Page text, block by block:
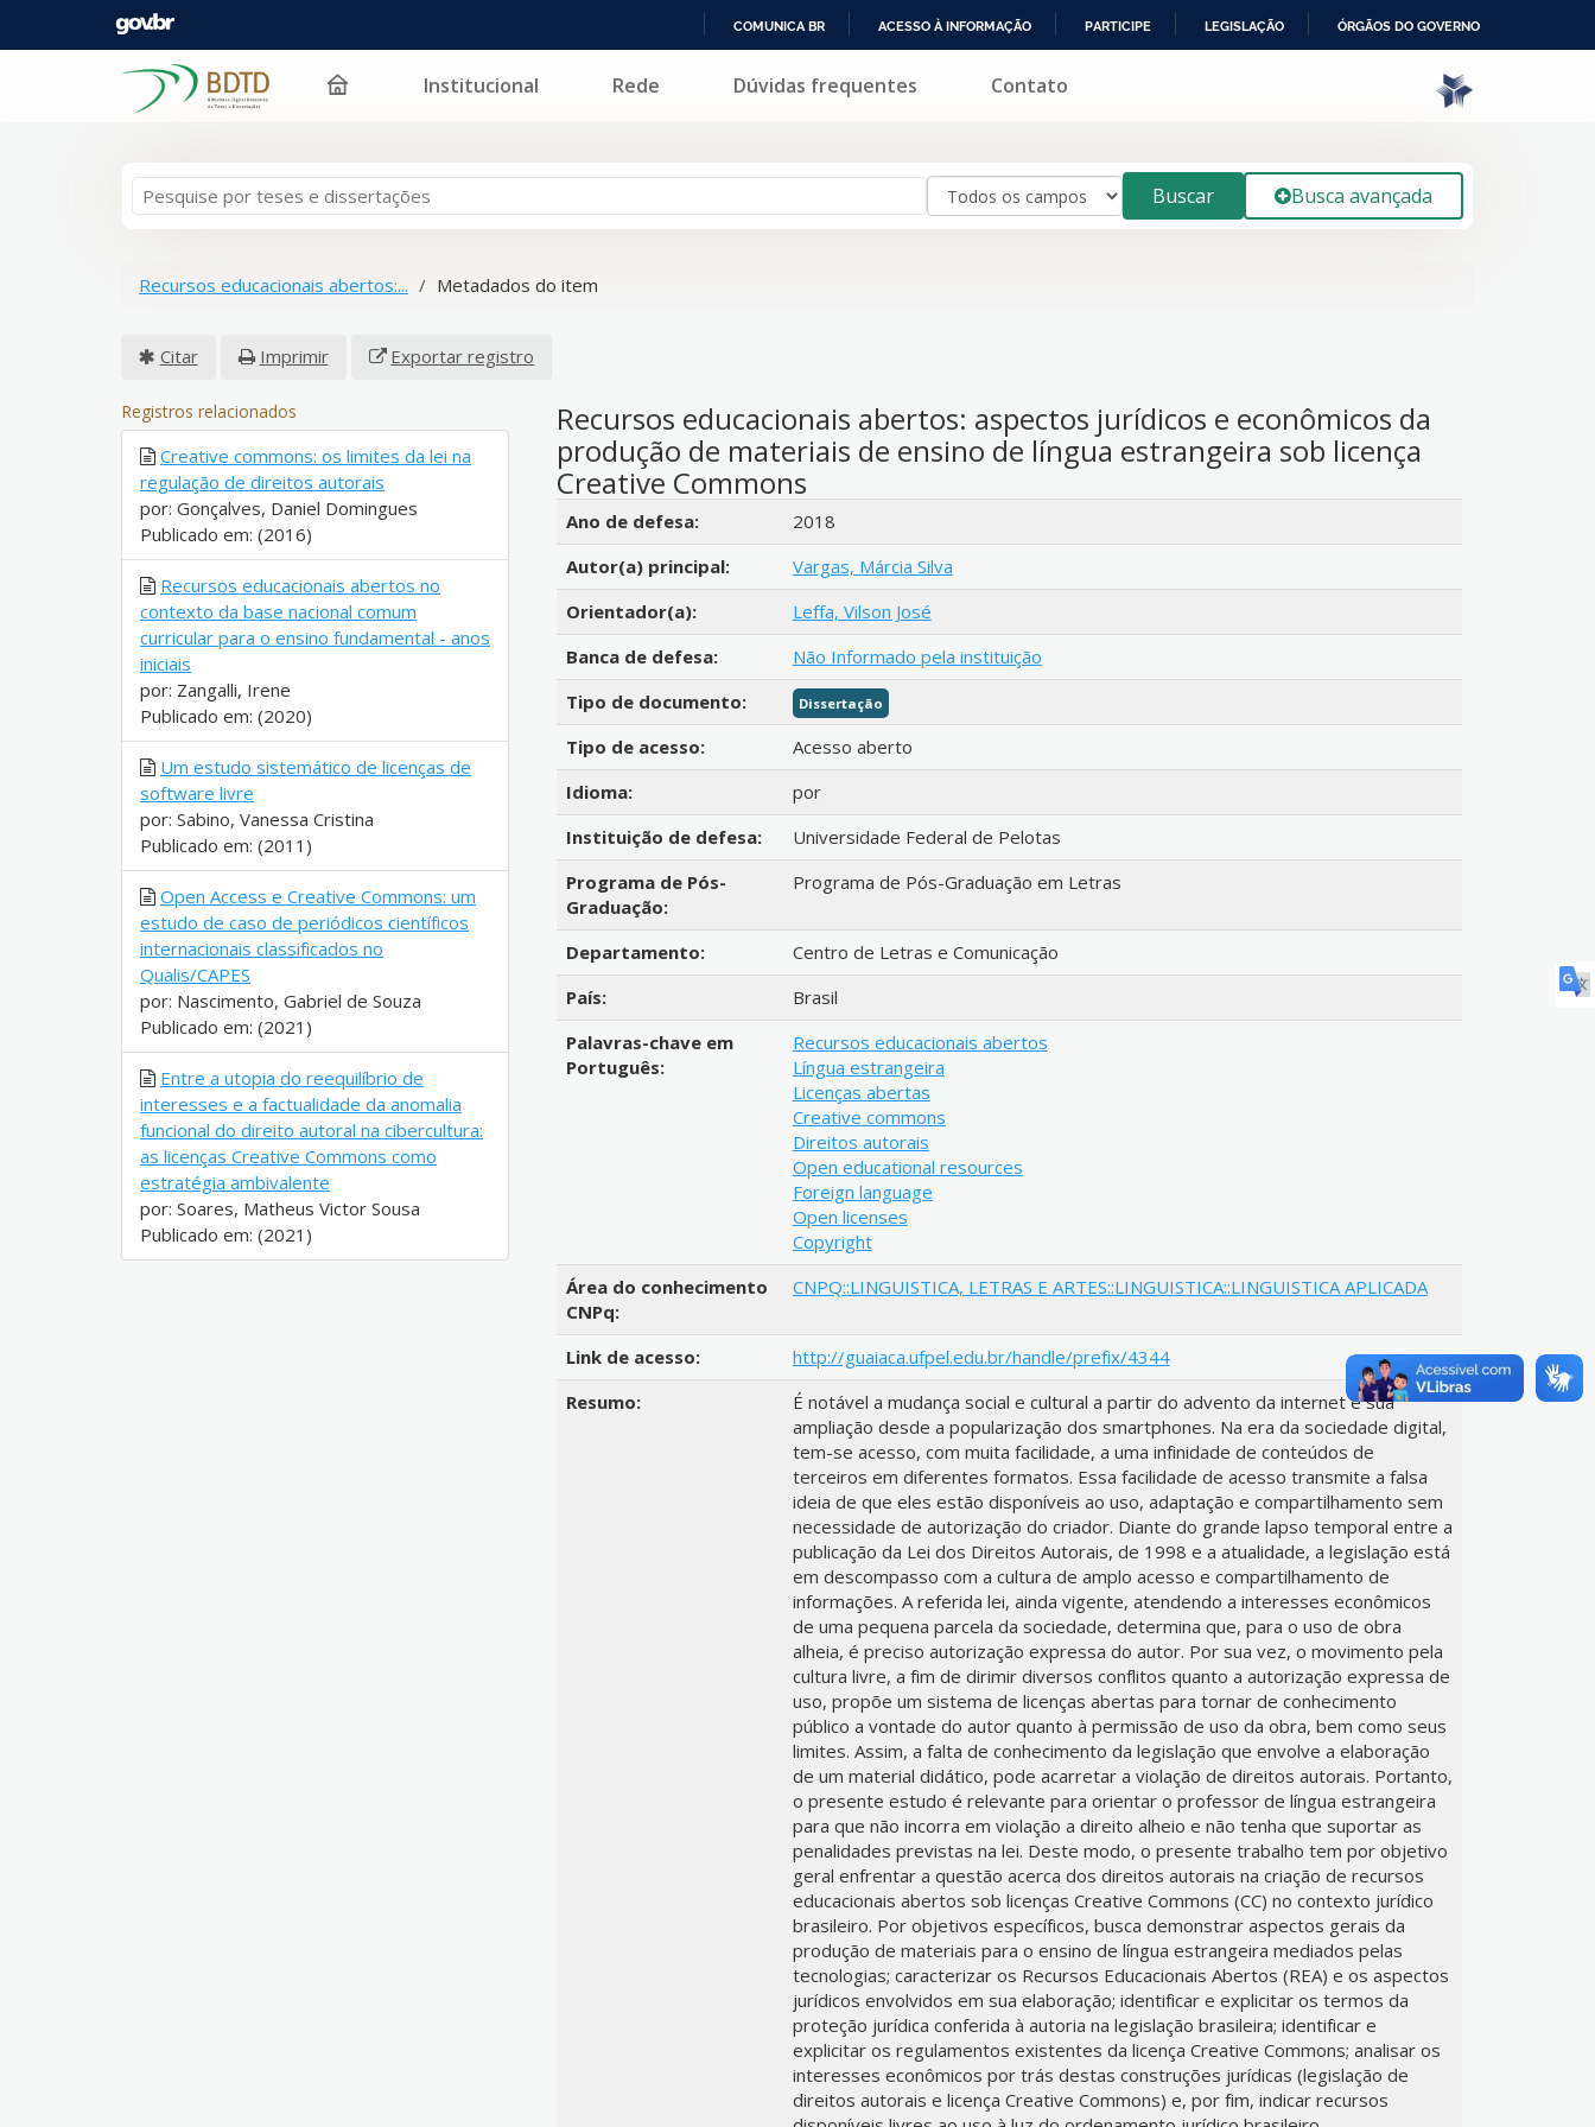
PARA
COMUNICA BR ACESSO À INFORMAÇÃO PARTICIPE LEGISLAÇÃO ÓRGÃOS DO GOVERNO
Pular para o conteúdo Institucional Rede Dúvidas frequentes Contato
Buscar Busca avançada
Recursos educacionais abertos:... Metadados do item
Citar Imprimir Exportar registro
Recursos educacionais abertos: aspectos jurídicos e econômicos da
produção de materiais de ensino de língua estrangeira sob licença
Creative Commons
Detalhes bibliográficos
Ano de defesa:
2018
Autor(a) principal:
Vargas, Márcia Silva
Orientador(a):
Leffa, Vilson José
Banca de defesa:
Não Informado pela instituição
Tipo de documento:
Dissertação
Tipo de acesso:
Acesso aberto
Idioma:
por
Instituição de defesa:
Universidade Federal de Pelotas
Programa de Pós-
Graduação:
Programa de Pós-Graduação em Letras
Departamento:
Centro de Letras e Comunicação
País:
Brasil
Palavras-chave em
Português:
Recursos educacionais abertos
Língua estrangeira
Licenças abertas
Creative commons
Direitos autorais
Open educational resources
Foreign language
Open licenses
Copyright
Área do conhecimento
CNPq:
CNPQ::LINGUISTICA, LETRAS E ARTES::LINGUISTICA::LINGUISTICA APLICADA
Link de acesso:
http://guaiaca.ufpel.edu.br/handle/prefix/4344
Resumo:
É notável a mudança social e cultural a partir do advento da internet e sua
ampliação desde a popularização dos smartphones. Na era da sociedade digital,
tem-se acesso, com muita facilidade, a uma infinidade de conteúdos de
terceiros em diferentes formatos. Essa facilidade de acesso transmite a falsa
ideia de que eles estão disponíveis ao uso, adaptação e compartilhamento sem
necessidade de autorização do criador. Diante do grande lapso temporal entre a
publicação da Lei dos Direitos Autorais, de 1998 e a atualidade, a legislação está
em descompasso com a cultura de amplo acesso e compartilhamento de
informações. A referida lei, ainda vigente, atendendo a interesses econômicos
de uma pequena parcela da sociedade, determina que, para o uso de obra
alheia, é preciso autorização expressa do autor. Por sua vez, o movimento pela
cultura livre, a fim de dirimir diversos conflitos quanto a autorização expressa de
uso, propõe um sistema de licenças abertas para tornar de conhecimento
público a vontade do autor quanto à permissão de uso da obra, bem como seus
limites. Assim, a falta de conhecimento da legislação que envolve a elaboração
de um material didático, pode acarretar a violação de direitos autorais. Portanto,
o presente estudo é relevante para orientar o professor de língua estrangeira
para que não incorra em violação a direito alheio e não tenha que suportar as
penalidades previstas na lei. Deste modo, o presente trabalho tem por objetivo
geral enfrentar a questão acerca dos direitos autorais na criação de recursos
educacionais abertos sob licenças Creative Commons (CC) no contexto jurídico
brasileiro. Por objetivos específicos, busca demonstrar aspectos gerais da
produção de materiais para o ensino de língua estrangeira mediados pelas
tecnologias; caracterizar os Recursos Educacionais Abertos (REA) e os aspectos
jurídicos envolvidos em sua elaboração; identificar e explicitar os termos da
proteção jurídica conferida à autoria na legislação brasileira; identificar e
explicitar os regulamentos existentes da licença Creative Commons; analisar os
interesses econômicos por trás destas construções jurídicas (legislação de
direitos autorais e licença Creative Commons) e, por fim, indicar recursos
Registros relacionados
Creative commons: os limites da lei na
regulação de direitos autorais
por: Gonçalves, Daniel Domingues
Publicado em: (2016)
Recursos educacionais abertos no
contexto da base nacional comum
curricular para o ensino fundamental - anos
iniciais
por: Zangalli, Irene
Publicado em: (2020)
Um estudo sistemático de licenças de
software livre
por: Sabino, Vanessa Cristina
Publicado em: (2011)
Open Access e Creative Commons: um
estudo de caso de periódicos científicos
internacionais classificados no
Qualis/CAPES
por: Nascimento, Gabriel de Souza
Publicado em: (2021)
Entre a utopia do reequilíbrio de
interesses e a factualidade da anomalia
funcional do direito autoral na cibercultura:
as licenças Creative Commons como
estratégia ambivalente
por: Soares, Matheus Victor Sousa
Publicado em: (2021)